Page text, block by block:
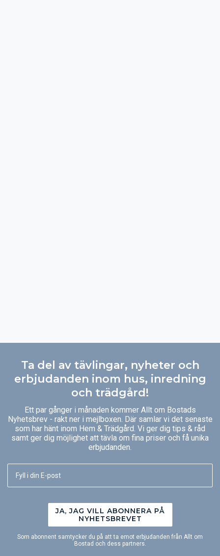
Ta del av tävlingar, nyheter och
erbjudanden inom hus, inredning
och trädgård!
Ett par gånger i månaden kommer Allt om Bostads
Nyhetsbrev - rakt ner i mejlboxen. Där samlar vi det senaste
som har hänt inom Hem & Trädgård. Vi ger dig tips & råd
samt ger dig möjlighet att tävla om fina priser och få unika
erbjudanden.
JA, JAG VILL ABONNERA PÅ
NYHETSBREVET
Som abonnent samtycker du på att ta emot erbjudanden från Allt om
Bostad och dess partners.